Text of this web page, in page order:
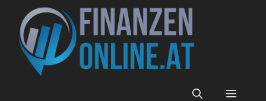
Inhalt
springen
Menü